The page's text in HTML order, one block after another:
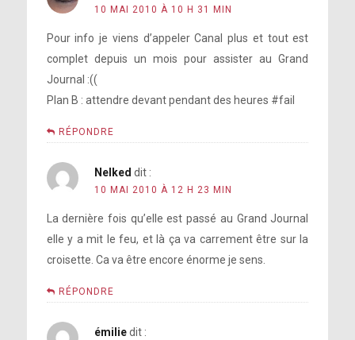
10 MAI 2010 À 10 H 31 MIN
Pour info je viens d’appeler Canal plus et tout est
complet depuis un mois pour assister au Grand
Journal :((
Plan B : attendre devant pendant des heures #fail
RÉPONDRE
Nelked dit :
10 MAI 2010 À 12 H 23 MIN
La dernière fois qu’elle est passé au Grand Journal
elle y a mit le feu, et là ça va carrement être sur la
croisette. Ca va être encore énorme je sens.
RÉPONDRE
émilie dit :